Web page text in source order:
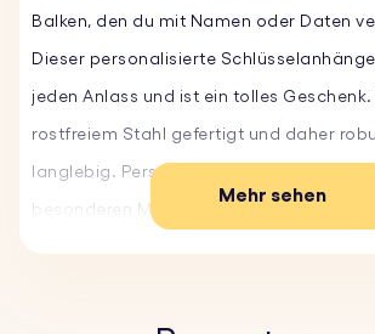
Balken, den du mit Namen oder Daten
Dieser personalisierte
jeden Anlass und ist ein tolles Geschenk.
rostfreiem Stahl gefertigt und daher
langlebig. Personalisiere ihn noch heute
besonderen Momente bei dir.
Mehr sehen